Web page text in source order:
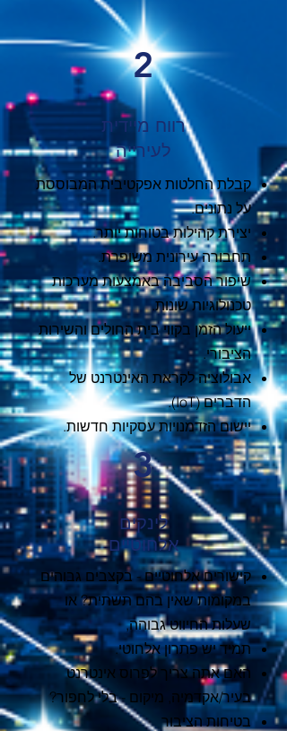
2
רווח מיידית
לעירייה
קבלת החלטות אפקטיבית המבוססת
על נתונים.
יצירת קהילות בטוחות יותר.
תחבורה עירונית משופרת.
שיפור הסביבה באמצעות מערכות
טכנולוגיות שונות.
ייעול הזמן בקווי בית החולים והשירות
הציבורי.
אבולוציה לקראת האינטרנט של
הדברים (IoT).
יישום הזדמנויות עסקיות חדשות.
3
לינקים
אלחוטיים
קישורים אלחוטיים - בקצבים גבוהים
במקומות שאין בהם תשתית? או
שעלות החיווט גבוהה,
תמיד יש פתרון אלחוטי.
האם אתה צריך לפרוס אינטרנט
בעיר/אקדמיה, מיקום - בלי לחפור?
בטיחות הציבור